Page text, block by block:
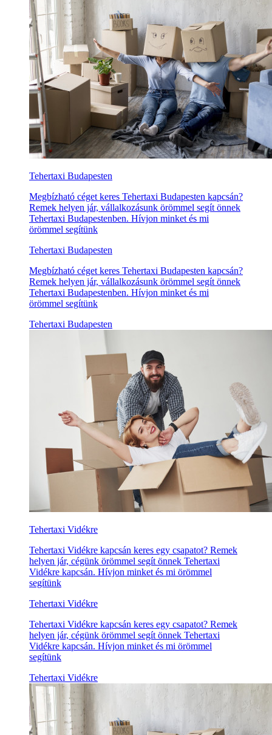
Tehertaxi Budapesten
Megbízható céget keres Tehertaxi Budapesten kapcsán?
Remek helyen jár, vállalkozásunk örömmel segít önnek
Tehertaxi Budapestenben. Hívjon minket és mi
örömmel segítünk
Tehertaxi Budapesten
Megbízható céget keres Tehertaxi Budapesten kapcsán?
Remek helyen jár, vállalkozásunk örömmel segít önnek
Tehertaxi Budapestenben. Hívjon minket és mi
örömmel segítünk
Tehertaxi Budapesten
Tehertaxi Vidékre
Tehertaxi Vidékre kapcsán keres egy csapatot? Remek
helyen jár, cégünk örömmel segít önnek Tehertaxi
Vidékre kapcsán. Hívjon minket és mi örömmel
segítünk
Tehertaxi Vidékre
Tehertaxi Vidékre kapcsán keres egy csapatot? Remek
helyen jár, cégünk örömmel segít önnek Tehertaxi
Vidékre kapcsán. Hívjon minket és mi örömmel
segítünk
Tehertaxi Vidékre